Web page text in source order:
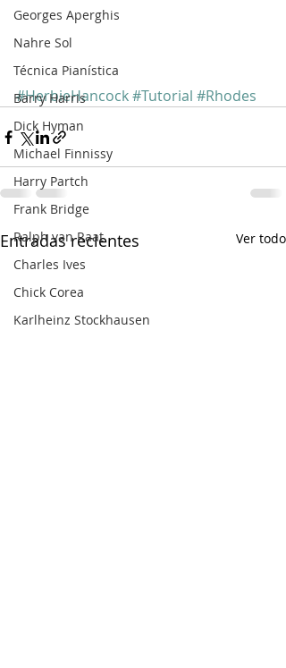
Georges Aperghis
Nahre Sol
Técnica Pianística
Barry Harris
Dick Hyman
Michael Finnissy
Harry Partch
Frank Bridge
Ralph van Raat
Charles Ives
Chick Corea
Karlheinz Stockhausen
#HerbieHancock#Tutorial #Rhodes
Entradas recientes Ver todo